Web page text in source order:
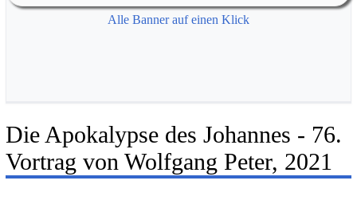
Alle Banner auf einen Klick
Die Apokalypse des Johannes - 76.
Vortrag von Wolfgang Peter, 2021